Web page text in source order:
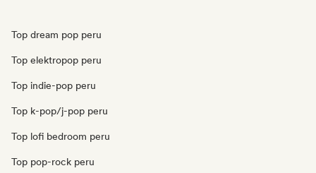
Top dream pop peru
Top elektropop peru
Top indie-pop peru
Top k-pop/j-pop peru
Top lofi bedroom peru
Top pop-rock peru